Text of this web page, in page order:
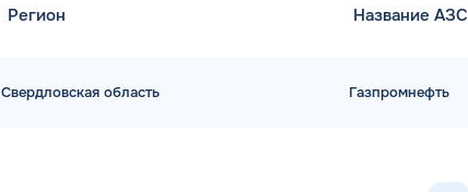
Регион Название АЗС
Свердловская область Газпромнефть